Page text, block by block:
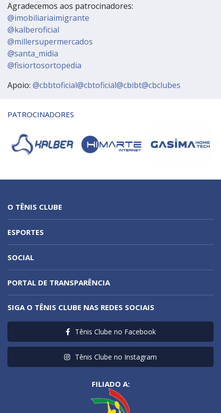
Agradecemos aos patrocinadores:
@imobiliariaimigrante
@kalberoficial
@millersupermercados
@santa_midia
@fisiortosortopedia
Apoio: @cbbtoficial@cbtoficial@cbibt@cbclubes
PATROCINADORES
O TÊNIS CLUBE
ESPORTES
SOCIAL
PORTAL DE TRANSPARÊNCIA
SIGA O TÊNIS CLUBE NAS REDES SOCIAIS
Tênis Clube no Facebook
Tênis Clube no Instagram
FILIADO A: